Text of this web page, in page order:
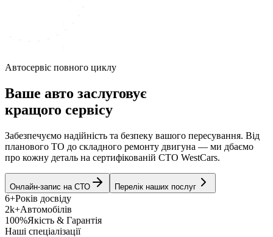
Автосервіс повного циклу
Ваше авто заслуговує
кращого сервісу
Забезпечуємо надійність та безпеку вашого пересування. Від
планового ТО до складного ремонту двигуна — ми дбаємо
про кожну деталь на сертифікованій СТО WestCars.
Онлайн-запис на СТО Перелік наших послуг
6+Років досвіду
2k+Автомобілів
100%Якість & Гарантія
Наші спеціалізації